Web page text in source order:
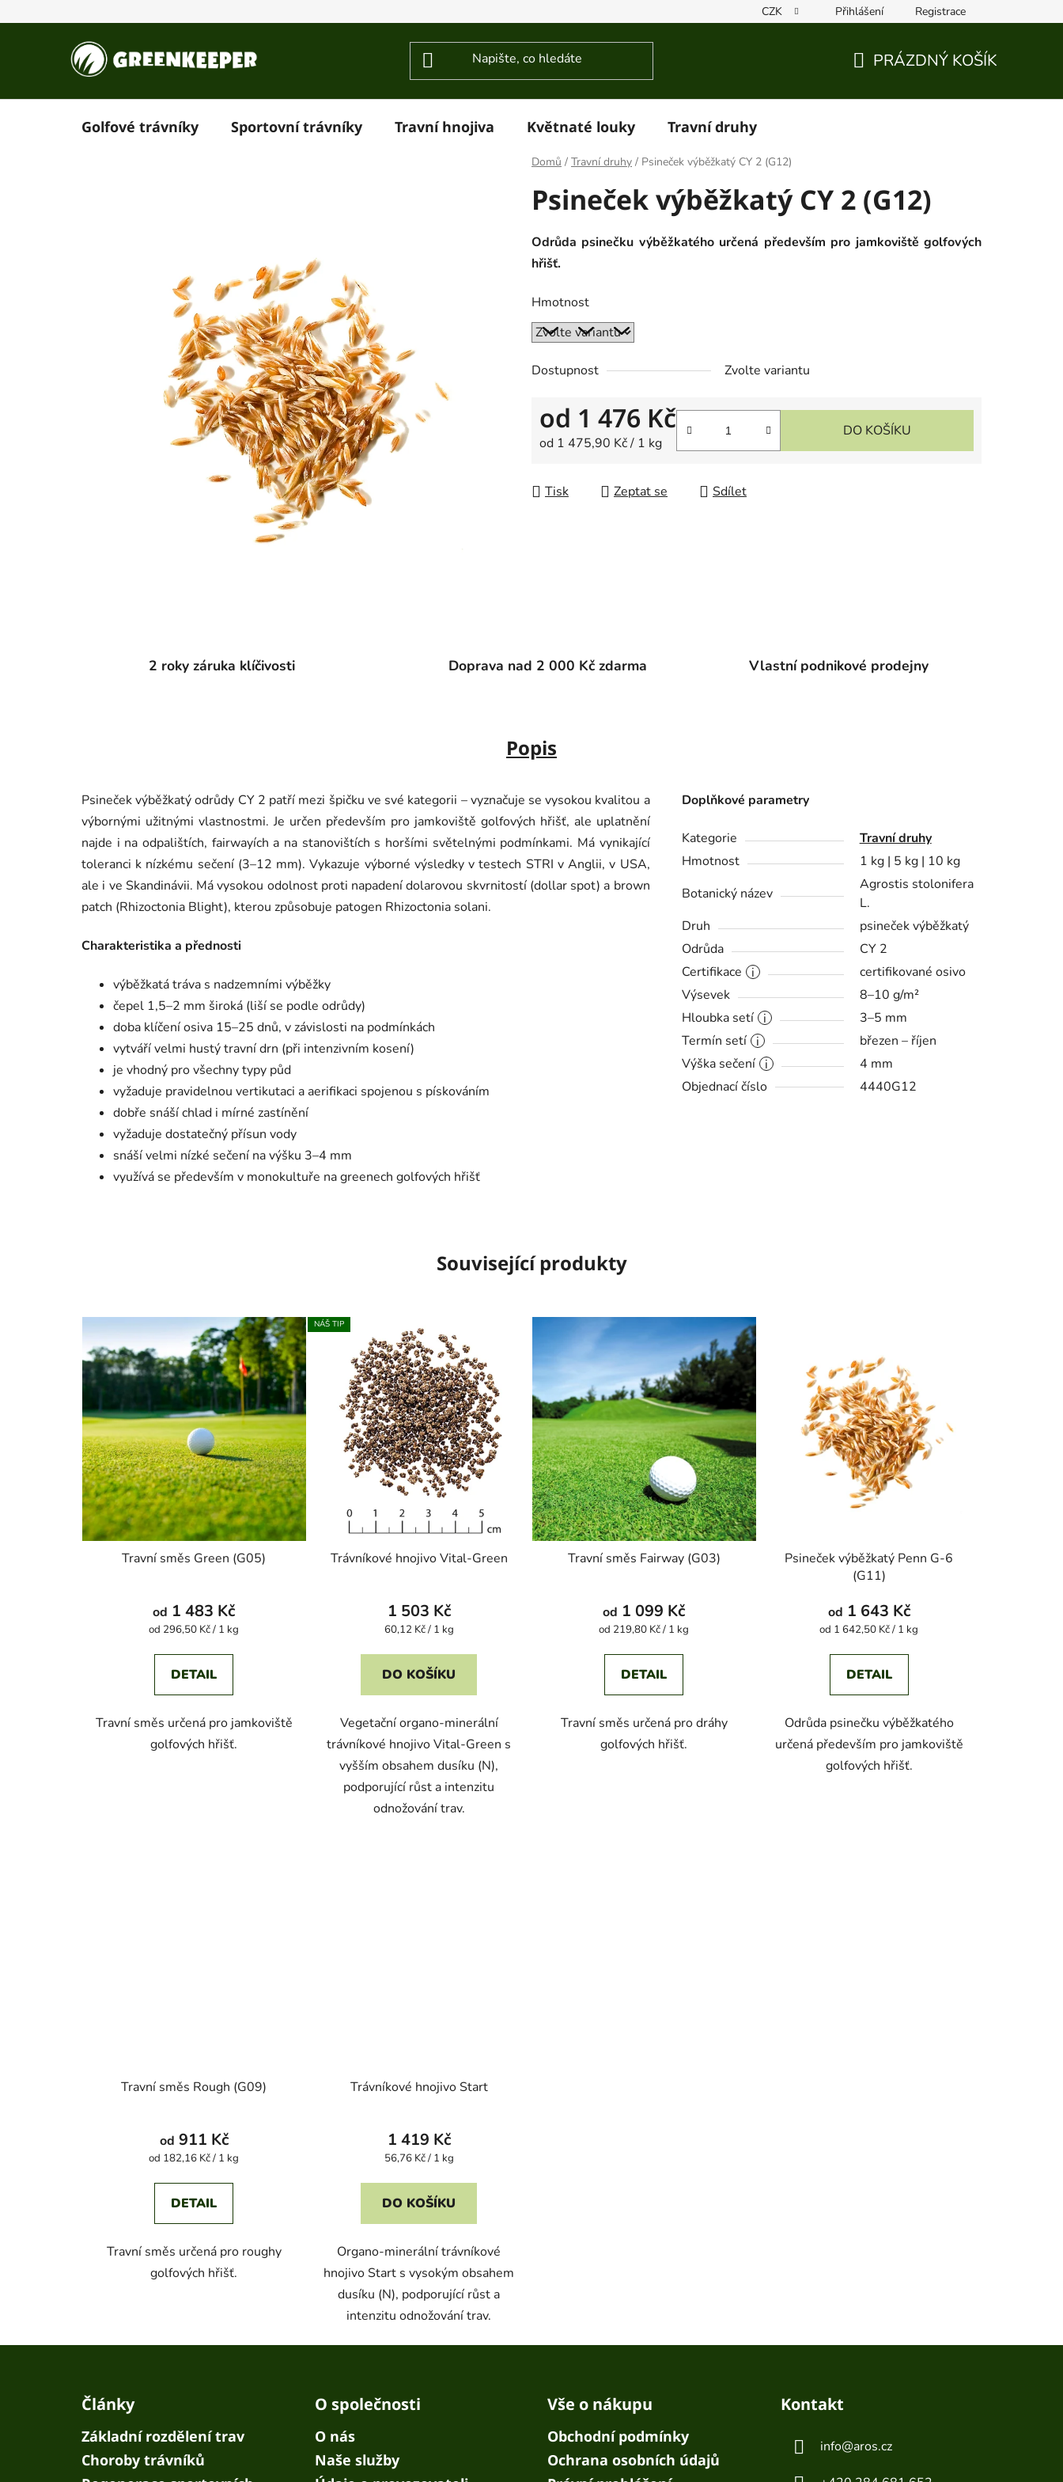
na
CZK Přihlášení Registrace
PRÁZDNÝ KOŠÍK
Golfové trávníky Sportovní trávníky Travní hnojiva Květnaté louky Travní druhy
Domů / Travní druhy / Psineček výběžkatý CY 2 (G12)
Psineček výběžkatý CY 2 (G12)
Odrůda psinečku výběžkatého určená především pro jamkoviště golfových
hřišť.
Hmotnost
Dostupnost Zvolte variantu
od 1 476 Kč
Měrná cena:
od 1 475,90 Kč / 1 kg
DO KOŠÍKU
Tisk Zeptat se Sdílet
2 roky záruka klíčivosti Doprava nad 2 000 Kč zdarma Vlastní podnikové prodejny
Popis
Psineček výběžkatý odrůdy CY 2 patří mezi špičku ve své kategorii – vyznačuje se vysokou kvalitou a
výbornými užitnými vlastnostmi. Je určen především pro jamkoviště golfových hřišť, ale uplatnění
najde i na odpalištích, fairwayích a na stanovištích s horšími světelnými podmínkami. Má vynikající
toleranci k nízkému sečení (3–12 mm). Vykazuje výborné výsledky v testech STRI v Anglii, v USA,
ale i ve Skandinávii. Má vysokou odolnost proti napadení dolarovou skvrnitostí (dollar spot) a brown
patch (Rhizoctonia Blight), kterou způsobuje patogen Rhizoctonia solani.
Charakteristika a přednosti
výběžkatá tráva s nadzemními výběžky
čepel 1,5–2 mm široká (liší se podle odrůdy)
doba klíčení osiva 15–25 dnů, v závislosti na podmínkách
vytváří velmi hustý travní drn (při intenzivním kosení)
je vhodný pro všechny typy půd
vyžaduje pravidelnou vertikutaci a aerifikaci spojenou s pískováním
dobře snáší chlad i mírné zastínění
vyžaduje dostatečný přísun vody
snáší velmi nízké sečení na výšku 3–4 mm
využívá se především v monokultuře na greenech golfových hřišť
Doplňkové parametry
Kategorie
Travní druhy
Hmotnost
1 kg | 5 kg | 10 kg
Botanický název
Agrostis stolonifera
L.
Druh
psineček výběžkatý
Odrůda
CY 2
Certifikace
certifikované osivo
Výsevek
8–10 g/m²
Hloubka setí
3–5 mm
Termín setí
březen – říjen
Výška sečení
4 mm
Objednací číslo
4440G12
Související produkty
Travní směs Green (G05)
od 1 483 Kč
Měrná
od 296,50 Kč / 1 kg
DETAIL
Travní směs určená pro jamkoviště
golfových hřišť.
NÁŠ TIP
Trávníkové hnojivo Vital-Green
1 503 Kč
Měrná
60,12 Kč / 1 kg
DO KOŠÍKU
Vegetační organo-minerální
trávníkové hnojivo Vital-Green s
vyšším obsahem dusíku (N),
podporující růst a intenzitu
odnožování trav.
Travní směs Fairway (G03)
od 1 099 Kč
Měrná
od 219,80 Kč / 1 kg
DETAIL
Travní směs určená pro dráhy
golfových hřišť.
Psineček výběžkatý Penn G-6
(G11)
od 1 643 Kč
Měrná
od 1 642,50 Kč / 1 kg
DETAIL
Odrůda psinečku výběžkatého
určená především pro jamkoviště
golfových hřišť.
Travní směs Rough (G09)
od 911 Kč
Měrná
od 182,16 Kč / 1 kg
DETAIL
Travní směs určená pro roughy
golfových hřišť.
Trávníkové hnojivo Start
1 419 Kč
Měrná
56,76 Kč / 1 kg
DO KOŠÍKU
Organo-minerální trávníkové
hnojivo Start s vysokým obsahem
dusíku (N), podporující růst a
intenzitu odnožování trav.
Články
Základní rozdělení trav
Choroby trávníků
O společnosti
O nás
Naše služby
Vše o nákupu
Obchodní podmínky
Ochrana osobních údajů
Kontakt
info@aros.cz